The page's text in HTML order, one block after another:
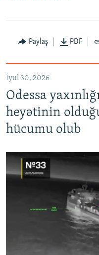
Paylaş PDF
İyul 30, 2026
Odessa
heyətinin
hücumu olub